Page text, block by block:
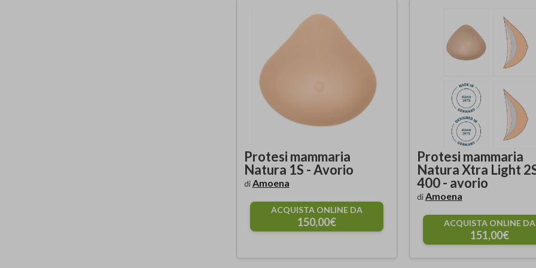
Protesi mammaria
Natura 1S - Avorio
diAmoena
ACQUISTA ONLINE DA
150,00€
Protesi mammaria
Natura Xtra Light
400 - avorio
diAmoena
ACQUISTA ONLINE DA
151,00€